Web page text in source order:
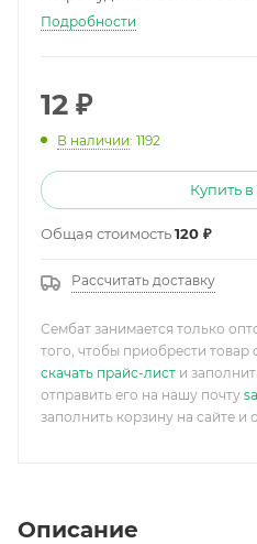
Подробности
12 ₽
В наличии: 1192
Купить в
Общая стоимость120 ₽
Рассчитать доставку
Сембат занимается только
того, чтобы приобрести
скачать прайс-лист и
отправить его на нашу почту
заполнить корзину на сайте и
Описание